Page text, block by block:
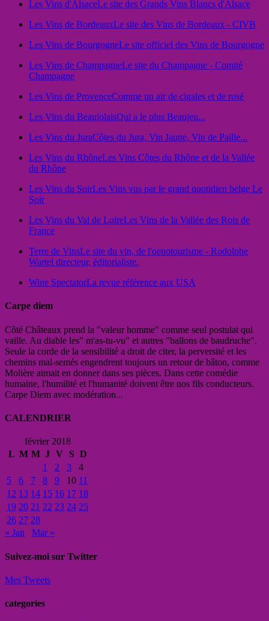
Les Vins d'AlsaceLe site des Grands Vins Blancs d'Alsace
Les Vins de BordeauxLe site des Vins de Bordeaux - CIVB
Les Vins de BourgogneLe site officiel des Vins de Bourgogne
Les Vins de ChampagneLe site du Champagne - Comité
Champagne
Les Vins de ProvenceComme un air de cigales et de rosé
Les Vins du BeaujolaisQui a le plus Beaujeu...
Les Vins du JuraCôtes du Jura, Vin Jaune, Vin de Paille...
Les Vins du RhôneLes Vins Côtes du Rhône et de la Vallée
du Rhône
Les Vins du SoirLes Vins vus par le grand quotidien belge Le
Soir
Les Vins du Val de LoireLes Vins de la Vallée des Rois de
France
Terre de VinsLe site du vin, de l'oenotourisme - Rodolphe
Wartel directeur, éditorialiste.
Wine SpectatorLa revue référence aux USA
Carpe diem
Côté Châteaux prend la "valeur homme" comme seul postulat qui
vaille. Au diable les" m'as-tu-vu" et autres "ballons de baudruche".
Seule la corde de la sensibilité a droit de citer, la perversité et les
chemins mal-semés engendrent toujours un retour de bâton, comme
Molière aimait en donner dans ses pièces. Dans cette comédie
humaine, l'humilité et l'humanité doivent être nos fils conducteurs.
Carpe Diem avec modération...
CALENDRIER
février 2018
L M M J V S D
1
2 3
4
5
6 7 8 9 10 11
12 13 14 15 16 17 18
19 20 21 22 23 24 25
26 27 28
« Jan
Mar »
Suivez-moi sur Twitter
Mes Tweets
categories